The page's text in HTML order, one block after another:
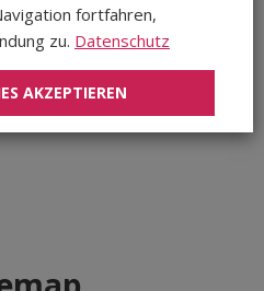
Aug 2026
Sep 2026
Okt 2026
Nov 2026
Apr 2027
Veranstaltungen
fortfahren,
zu. Datenschutz
AKZEPTIEREN